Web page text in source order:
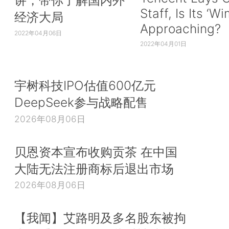
经济大局
2022年04月06日
Staff, Is Its
Approaching?
2022年04月01日
宇树科技IPO估值600亿元
DeepSeek参与战略配售
2026年08月06日
贝恩资本宣布收购贡茶 在中国
大陆无法注册商标后退出市场
2026年08月06日
【我闻】艾路明及多名股东被拘